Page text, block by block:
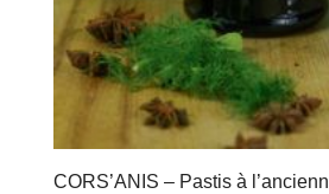
CORS’ANIS – Pastis à